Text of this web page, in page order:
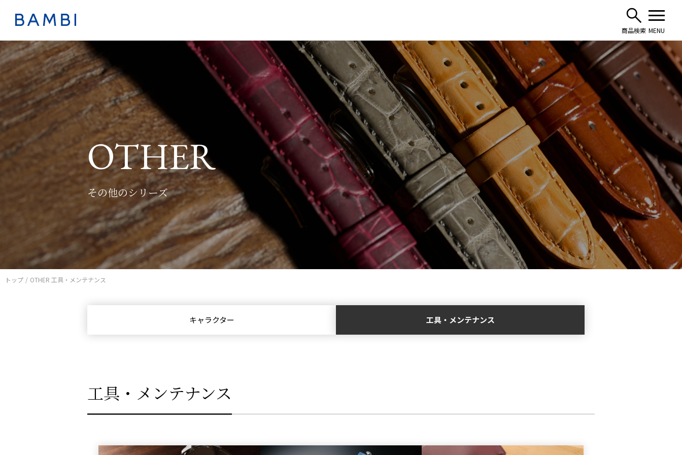
OTHER
その他のシリーズ
トップ OTHER 工具・メンテナンス
キャラクター 工具・メンテナンス
工具・メンテナンス